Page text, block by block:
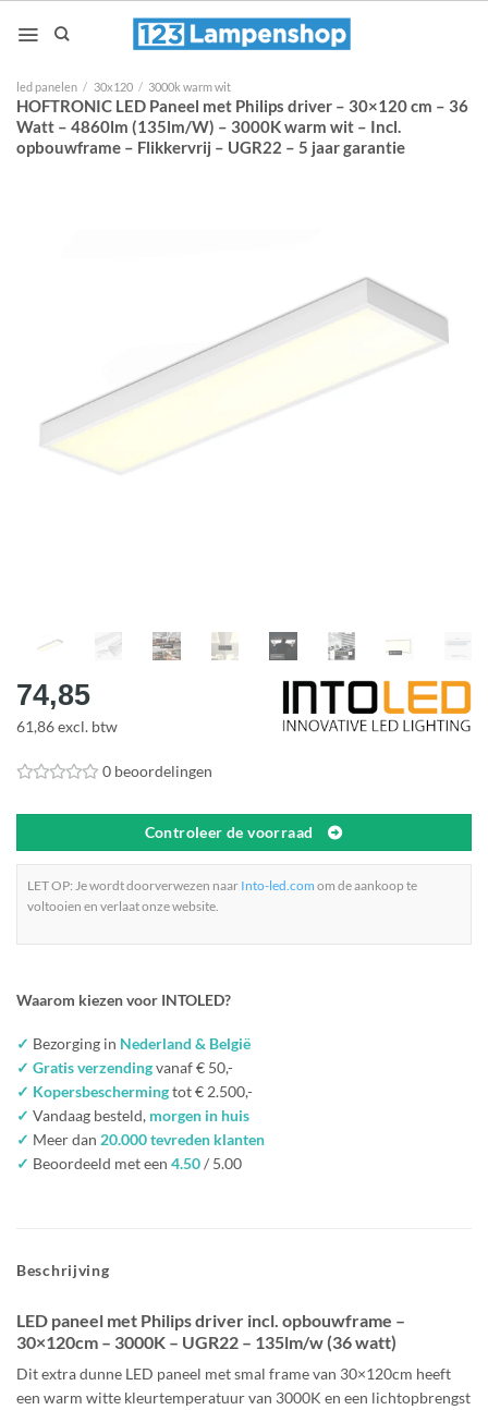
naar
led panelen / 30x120 / 3000k warm wit
HOFTRONIC LED Paneel met Philips driver – 30×120 cm – 36
Watt – 4860lm (135lm/W) – 3000K warm wit – Incl.
opbouwframe – Flikkervrij – UGR22 – 5 jaar garantie
74,85
61,86 excl. btw
0 beoordelingen
Controleer de voorraad
LET OP: Je wordt doorverwezen naar Into-led.com om de aankoop te
voltooien en verlaat onze website.
Waarom kiezen voor INTOLED?
✓ Bezorging in Nederland & België
✓ Gratis verzendingvanaf € 50,-
✓ Kopersbeschermingtot € 2.500,-
✓ Vandaag besteld, morgen in huis
✓ Meer dan 20.000 tevreden klanten
✓ Beoordeeld met een 4.50/ 5.00
Beschrijving
LED paneel met Philips driver incl. opbouwframe –
30×120cm – 3000K – UGR22 – 135lm/w (36 watt)
Dit extra dunne LED paneel met smal frame van 30×120cm heeft
een warm witte kleurtemperatuur van 3000K en een lichtopbrengst